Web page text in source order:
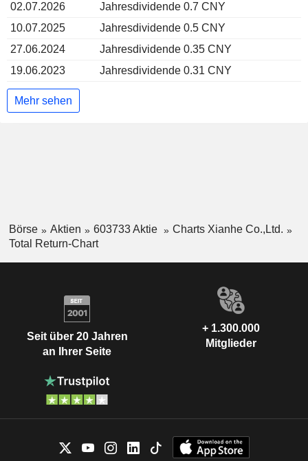
02.07.2026
Jahresdividende 0.7 CNY
10.07.2025
Jahresdividende 0.5 CNY
27.06.2024
Jahresdividende 0.35 CNY
19.06.2023
Jahresdividende 0.31 CNY
Mehr sehen
Börse Aktien 603733 Aktie
Charts Xianhe Co.,Ltd.
Total Return-Chart
Seit über 20 Jahren
an Ihrer Seite
+ 1.300.000
Mitglieder